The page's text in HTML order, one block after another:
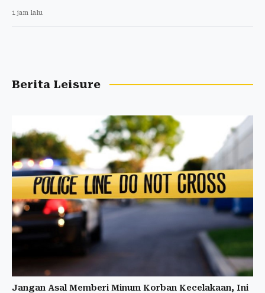
1 jam lalu
Berita Leisure
Jangan Asal Memberi Minum Korban Kecelakaan, Ini